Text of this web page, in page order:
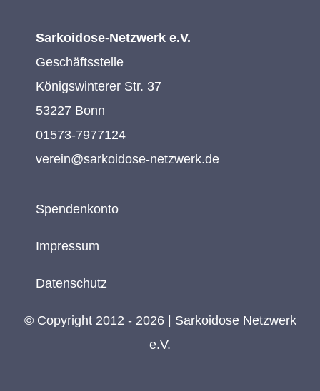
Sarkoidose-Netzwerk e.V.
Geschäftsstelle
Königswinterer Str. 37
53227 Bonn
01573-7977124
verein@sarkoidose-netzwerk.de
Spendenkonto
Impressum
Datenschutz
© Copyright 2012 - 2026 | Sarkoidose Netzwerk
e.V.